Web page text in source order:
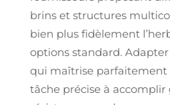
brins et structures
bien plus fidèlement
options standard.
qui maîtrise
tâche précise à